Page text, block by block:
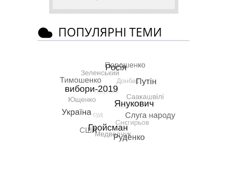
ПОПУЛЯРНІ ТЕМИ